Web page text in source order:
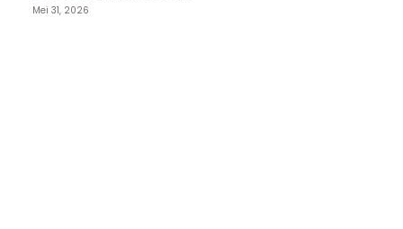
Mei 31, 2026